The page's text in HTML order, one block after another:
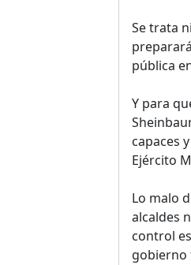
Se trata
pública
Y para
capaces
Ejército
Lo malo
alcaldes
control
gobierno